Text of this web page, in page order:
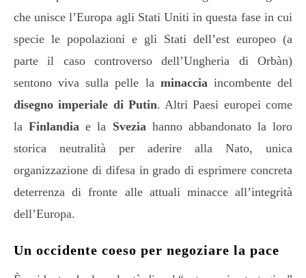
che unisce l’Europa agli Stati Uniti in questa fase in cui
specie le popolazioni e gli Stati dell’est europeo (a
parte il caso controverso dell’Ungheria di Orbàn)
sentono viva sulla pelle la minaccia incombente del
disegno imperiale di Putin. Altri Paesi europei come
laFinlandia e la Svezia hanno abbandonato la loro
storica neutralità per aderire alla Nato, unica
organizzazione di difesa in grado di esprimere concreta
deterrenza di fronte alle attuali minacce all’integrità
dell’Europa.
Un occidente coeso per negoziare la pace